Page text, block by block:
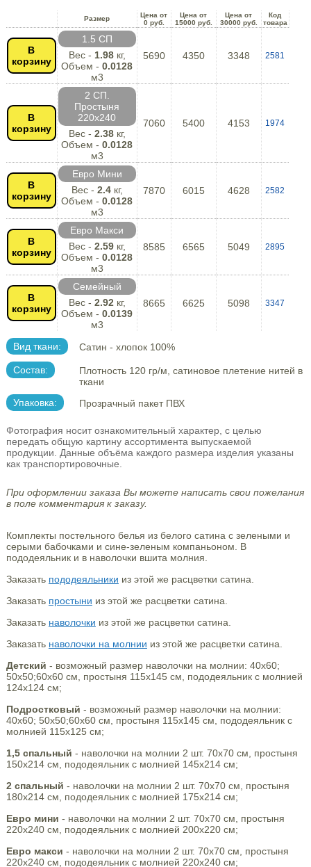
Размер
Цена от
0 руб.
Цена от
15000 руб.
Цена от
30000 руб.
Код
товара
В
корзину
1.5 СП
Вес - 1.98кг,
Объем -0.0128
м3
5690 4350 3348 2581
В
корзину
2 СП.
Простыня
220х240
Вес - 2.38кг,
Объем -0.0128
м3
7060 5400 4153 1974
В
корзину
Евро Мини
Вес - 2.4кг,
Объем -0.0128
м3
7870 6015 4628 2582
В
корзину
Евро Макси
Вес - 2.59кг,
Объем -0.0128
м3
8585 6565 5049 2895
В
корзину
Семейный
Вес - 2.92 кг,
Объем -0.0139
м3
8665 6625 5098 3347
Вид ткани: Сатин - хлопок 100%
Состав:
Плотность 120 гр/м, сатиновое плетение нитей в
ткани
Упаковка:
Прозрачный пакет ПВХ
Фотография носит ознакомительный характер, с целью
передать общую картину ассортимента выпускаемой
продукции. Данные объёма каждого размера изделия указаны
как транспортировочные.
При оформлении заказа Вы можете написать свои пожелания
в поле комментария к заказу.
Комплекты постельного белья из белого сатина с зелеными и
серыми бабочками и сине-зеленым компаньоном. В
пододеяльник и в наволочки вшита молния.
Заказать пододеяльники из этой же расцветки сатина.
Заказать простыни из этой же расцветки сатина.
Заказать наволочки из этой же расцветки сатина.
Заказать наволочки на молнии из этой же расцветки сатина.
Детский - возможный размер наволочки на молнии: 40х60;
50х50;60х60 см, простыня 115х145 см, пододеяльник с молнией
124х124 см;
Подростковый - возможный размер наволочки на молнии:
40х60; 50х50;60х60 см, простыня 115х145 см, пододеяльник с
молнией 115х125 см;
1,5 спальный - наволочки на молнии 2 шт. 70х70 см, простыня
150х214 см, пододеяльник с молнией 145х214 см;
2 спальный - наволочки на молнии 2 шт. 70х70 см, простыня
180х214 см, пододеяльник с молнией 175х214 см;
Евро мини - наволочки на молнии 2 шт. 70х70 см, простыня
220х240 см, пододеяльник с молнией 200х220 см;
Евро макси - наволочки на молнии 2 шт. 70х70 см, простыня
220х240 см, пододеяльник с молнией 220х240 см;